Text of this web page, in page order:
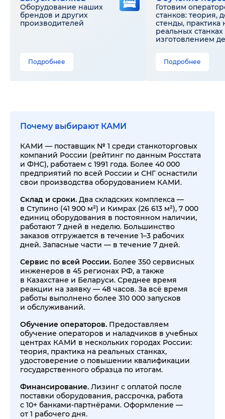
Оборудование наших
брендов и других
производителей
Подробнее
Готовим
станков: теория,
стенды, практика
реальных станках
изготовлением
Подробнее
Почему выбирают КАМИ
КАМИ — поставщик № 1 среди станкоторговых
компаний России (рейтинг по данным Росстата
и ФНС), работаем с 1991 года. Более 40 000
предприятий по всей России и СНГ оснастили
свои производства оборудованием КАМИ.
Склад и сроки. Два складских комплекса —
в Ступино (41 900 м²) и Кимрах (26 613 м²), 7 000
единиц оборудования в постоянном наличии,
работают 7 дней в неделю. Большинство
заказов отгружается в течение 1–3 рабочих
дней. Запасные части — в течение 7 дней.
Сервис по всей России. Более 350 сервисных
инженеров в 45 регионах РФ, а также
в Казахстане и Беларуси. Среднее время
реакции на заявку — 48 часов. За всё время
работы выполнено более 310 000 запусков
и обслуживаний.
Обучение операторов. Предоставляем
обучение операторов и наладчиков в учебных
центрах КАМИ в нескольких городах России:
теория, практика на реальных станках,
удостоверение о повышении квалификации
государственного образца по итогам.
Финансирование. Лизинг с оплатой после
поставки оборудования, рассрочка, работа
с 10+ банками-партнёрами. Оформление —
от 1 рабочего дня.